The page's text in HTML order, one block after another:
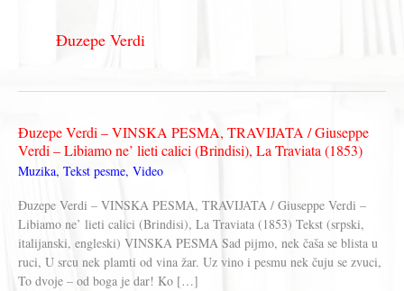
Đuzepe Verdi
Đuzepe Verdi – VINSKA PESMA, TRAVIJATA / Giuseppe
Verdi – Libiamo ne’ lieti calici (Brindisi), La Traviata (1853)
Muzika, Tekst pesme, Video
Đuzepe Verdi – VINSKA PESMA, TRAVIJATA / Giuseppe Verdi –
Libiamo ne’ lieti calici (Brindisi), La Traviata (1853) Tekst (srpski,
italijanski, engleski) VINSKA PESMA Sad pijmo, nek čaša se blista u
ruci, U srcu nek plamti od vina žar. Uz vino i pesmu nek čuju se zvuci,
To dvoje – od boga je dar! Ko […]